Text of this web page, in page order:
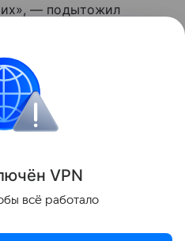
их», — подытожил
исключительно
характер
инвестиционной
ён VPN
всё работало